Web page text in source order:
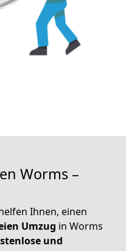
Worms –
Ihnen, einen
Umzug in Worms
und